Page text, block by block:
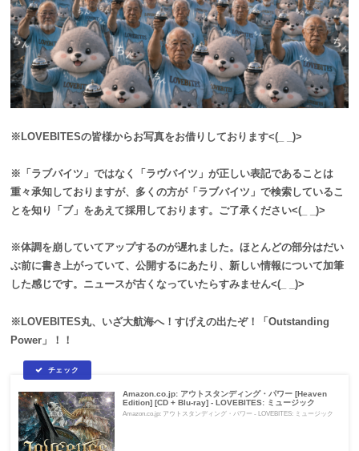
※LOVEBITESの皆様からお写真をお借りしております<(_ _)>
※「ラブバイツ」ではなく「ラヴバイツ」が正しい表記であることは
重々承知しておりますが、多くの方が「ラブバイツ」で検索しているこ
とを知り「ブ」をあえて採用しております。ご了承ください<(_ _)>
※体調を崩していてアップするのが遅れました。ほとんどの部分はだい
ぶ前に書き上がっていて、公開するにあたり、新しい情報について加筆
した感じです。ニュースが古くなっていたらすみません<(_ _)>
※LOVEBITES丸、いざ大航海へ！すげえの出たぞ！「Outstanding
Power」！！
Amazon.co.jp: アウトスタンディング・パワー [Heaven
Edition] [CD + Blu-ray] - LOVEBITES: ミュージック
Amazon.co.jp: アウトスタンディング・パワー - LOVEBITES: ミュージック